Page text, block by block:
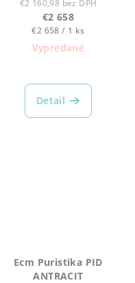
€2 160,98 bez DPH
€2 658
Jednotková
cena:
€2 658 / 1 ks
Vypredané
Detail
Ecm Puristika PID
ANTRACIT